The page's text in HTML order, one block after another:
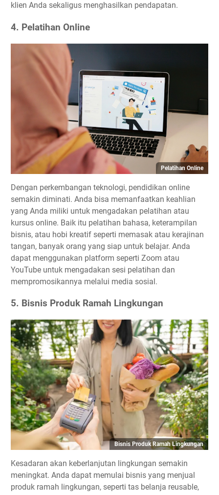
klien Anda sekaligus menghasilkan pendapatan.
4. Pelatihan Online
Pelatihan Online
Dengan perkembangan teknologi, pendidikan online
semakin diminati. Anda bisa memanfaatkan keahlian
yang Anda miliki untuk mengadakan pelatihan atau
kursus online. Baik itu pelatihan bahasa, keterampilan
bisnis, atau hobi kreatif seperti memasak atau kerajinan
tangan, banyak orang yang siap untuk belajar. Anda
dapat menggunakan platform seperti Zoom atau
YouTube untuk mengadakan sesi pelatihan dan
mempromosikannya melalui media sosial.
5. Bisnis Produk Ramah Lingkungan
Bisnis Produk Ramah Lingkungan
Kesadaran akan keberlanjutan lingkungan semakin
meningkat. Anda dapat memulai bisnis yang menjual
produk ramah lingkungan, seperti tas belanja reusable,